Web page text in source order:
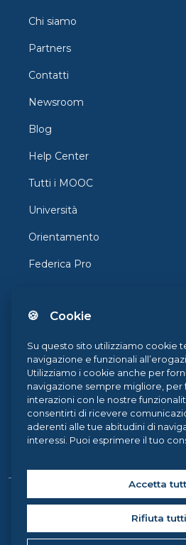
Chi siamo
Partners
Contatti
Newsroom
Blog
Help Center
Tutti i MOOC
Università
Orientamento
Federica Pro
Federica Coursera
Accessibilità
Privacy
Termini e Condizioni
Cookie Policy
Copyright © 2026 Federica
Federica Weblearning - Centro di
Sperimentazione e la Diffusione
🍪 Cookie
Su questo sito utilizziamo cookie
navigazione e funzionali
Utilizziamo i cookie anche per
navigazione sempre migliore, per
interazioni con le nostre
consentirti di ricevere
aderenti alle tue abitudini di
interessi. Puoi esprimere il tuo
tue preferenze accedendo al
visitando la nostraCookie Policy.
Accetta
Rifiuta tutti